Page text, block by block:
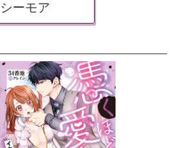
シーモア